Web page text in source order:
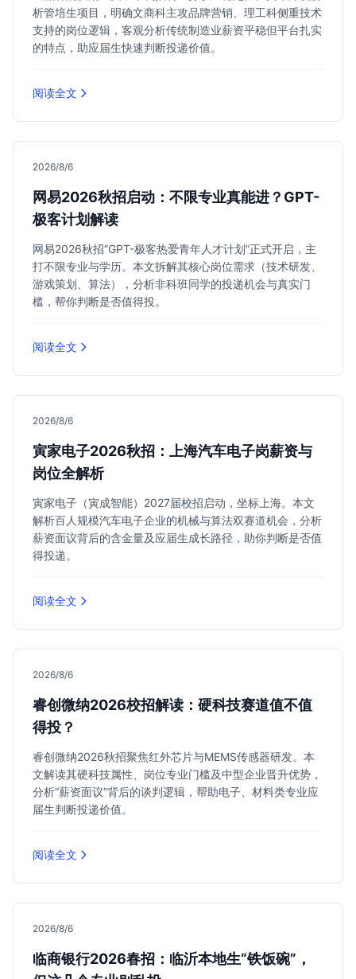
析管培生项目，明确文商科主攻品牌营销、理工科侧重技术
支持的岗位逻辑，客观分析传统制造业薪资平稳但平台扎实
的特点，助应届生快速判断投递价值。
阅读全文
2026/8/6
网易2026秋招启动：不限专业真能进？GPT-
极客计划解读
网易2026秋招“GPT-极客热爱青年人才计划”正式开启，主
打不限专业与学历。本文拆解其核心岗位需求（技术研发、
游戏策划、算法），分析非科班同学的投递机会与真实门
槛，帮你判断是否值得投。
阅读全文
2026/8/6
寅家电子2026秋招：上海汽车电子岗薪资与
岗位全解析
寅家电子（寅成智能）2027届校招启动，坐标上海。本文
解析百人规模汽车电子企业的机械与算法双赛道机会，分析
薪资面议背后的含金量及应届生成长路径，助你判断是否值
得投递。
阅读全文
2026/8/6
睿创微纳2026校招解读：硬科技赛道值不值
得投？
睿创微纳2026秋招聚焦红外芯片与MEMS传感器研发。本
文解读其硬科技属性、岗位专业门槛及中型企业晋升优势，
分析“薪资面议”背后的谈判逻辑，帮助电子、材料类专业应
届生判断投递价值。
阅读全文
2026/8/6
临商银行2026春招：临沂本地生“铁饭碗”，